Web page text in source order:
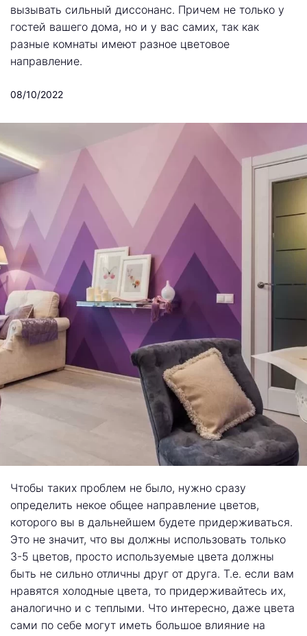
вызывать сильный диссонанс. Причем не только у
гостей вашего дома, но и у вас самих, так как
разные комнаты имеют разное цветовое
направление.
08/10/2022
Чтобы таких проблем не было, нужно сразу
определить некое общее направление цветов,
которого вы в дальнейшем будете придерживаться.
Это не значит, что вы должны использовать только
3-5 цветов, просто используемые цвета должны
быть не сильно отличны друг от друга. Т.е. если вам
нравятся холодные цвета, то придерживайтесь их,
аналогично и с теплыми. Что интересно, даже цвета
сами по себе могут иметь большое влияние на